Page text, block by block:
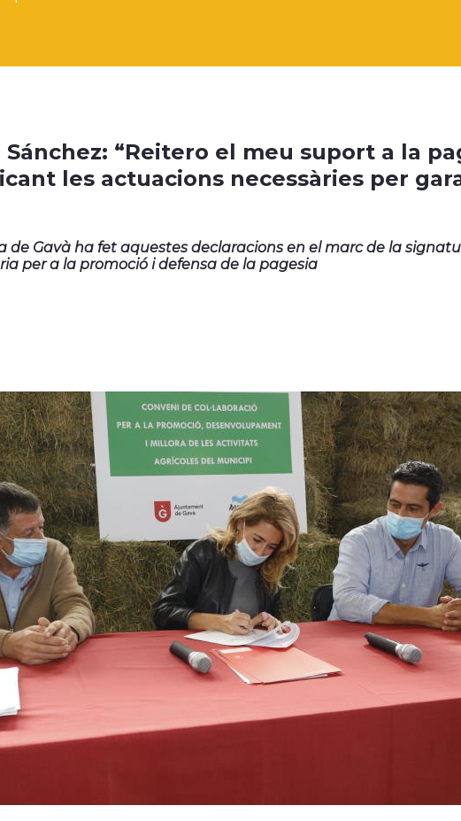
Sánchez: “Reitero el meu suport a la
les actuacions necessàries per
de Gavà ha fet aquestes declaracions en el marc de la
per a la promoció i defensa de la pagesia